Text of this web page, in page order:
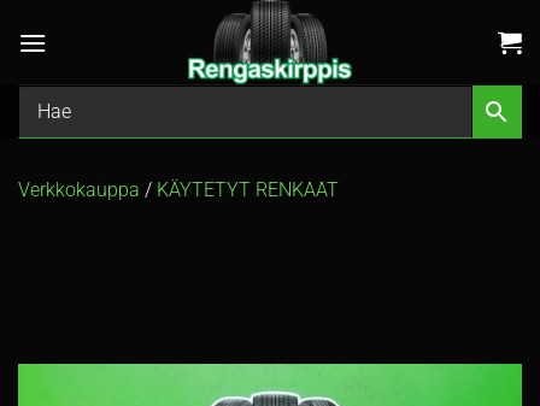
Verkkokauppa / KÄYTETYT RENKAAT